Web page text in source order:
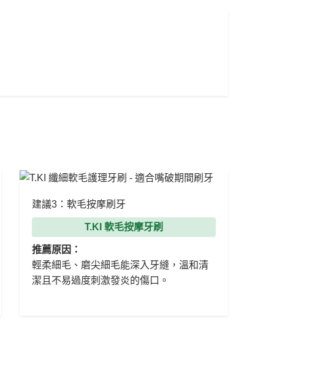
建議3：軟毛按摩刷牙
T.KI 軟毛按摩牙刷
推薦原因：
輕柔細毛、磨尖細毛能深入牙縫，溫和清
潔且不易過度刺激發炎的傷口。